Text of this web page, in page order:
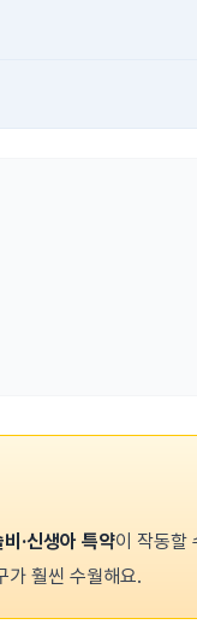
·신생아 특약이 작동할
가 훨씬 수월해요.